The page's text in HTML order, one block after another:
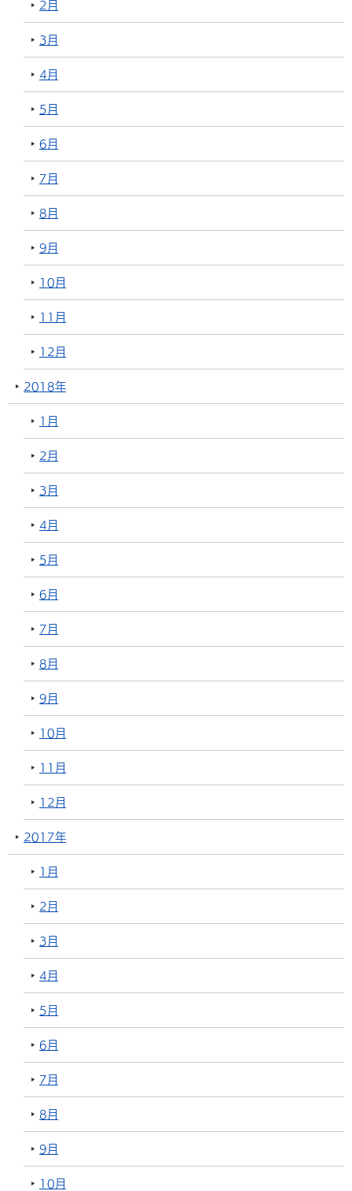
2月
3月
4月
5月
6月
7月
8月
9月
10月
11月
12月
2018年
1月
2月
3月
4月
5月
6月
7月
8月
9月
10月
11月
12月
2017年
1月
2月
3月
4月
5月
6月
7月
8月
9月
10月